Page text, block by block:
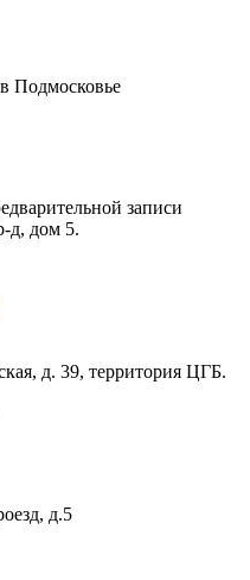
в Подмосковье
записи
д, дом 5.
д. 39, территория ЦГБ.
д.5